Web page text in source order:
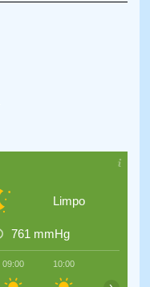
Limpo
761 mmHg
09:00 10:00